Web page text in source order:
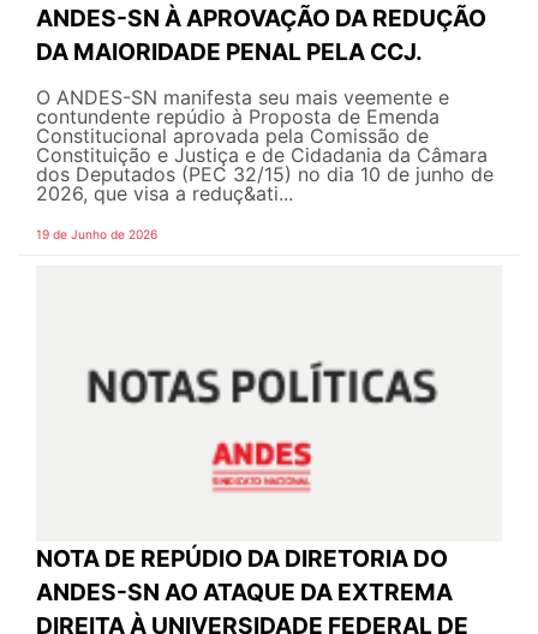
ANDES-SN À APROVAÇÃO DA REDUÇÃO
DA MAIORIDADE PENAL PELA CCJ.
O ANDES-SN manifesta seu mais veemente e
contundente repúdio à Proposta de Emenda
Constitucional aprovada pela Comissão de
Constituição e Justiça e de Cidadania da Câmara
dos Deputados (PEC 32/15) no dia 10 de junho de
2026, que visa a reduç&ati...
19 de Junho de 2026
NOTA DE REPÚDIO DA DIRETORIA DO
ANDES-SN AO ATAQUE DA EXTREMA
DIREITA À UNIVERSIDADE FEDERAL DE